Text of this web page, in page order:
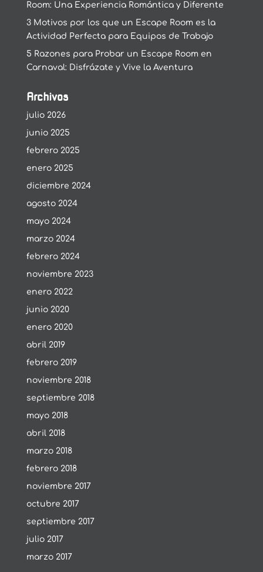
Room: Una Experiencia Romántica y Diferente
3 Motivos por los que un Escape Room es la
Actividad Perfecta para Equipos de Trabajo
5 Razones para Probar un Escape Room en
Carnaval: Disfrázate y Vive la Aventura
Archivos
julio 2026
junio 2025
febrero 2025
enero 2025
diciembre 2024
agosto 2024
mayo 2024
marzo 2024
febrero 2024
noviembre 2023
enero 2022
junio 2020
enero 2020
abril 2019
febrero 2019
noviembre 2018
septiembre 2018
mayo 2018
abril 2018
marzo 2018
febrero 2018
noviembre 2017
octubre 2017
septiembre 2017
julio 2017
marzo 2017